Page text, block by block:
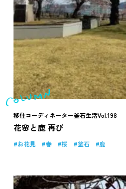
移住コーディネーター釜石生活Vol.198
花🌸と鹿 再び
お花見 春 桜 釜石 鹿